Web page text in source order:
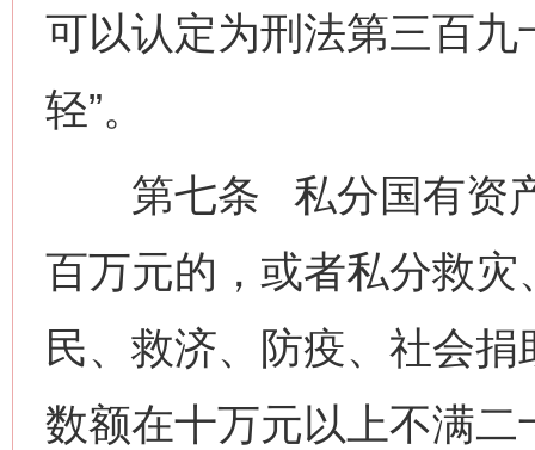
可以认定为刑法第三百九
轻”。
第七条 私分国有资产
百万元的，或者私分救
民、救济、防疫、社会
数额在十万元以上不满